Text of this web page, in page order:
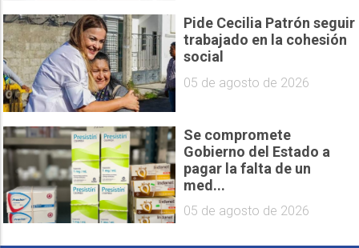
Pide Cecilia Patrón seguir
trabajado en la cohesión
social
05 de agosto de 2026
Se compromete
Gobierno del Estado a
pagar la falta de un
med...
05 de agosto de 2026